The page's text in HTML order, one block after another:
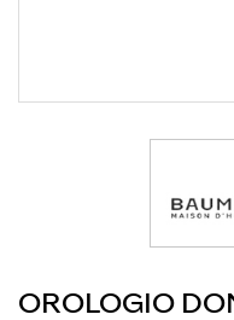
OROLOGIO